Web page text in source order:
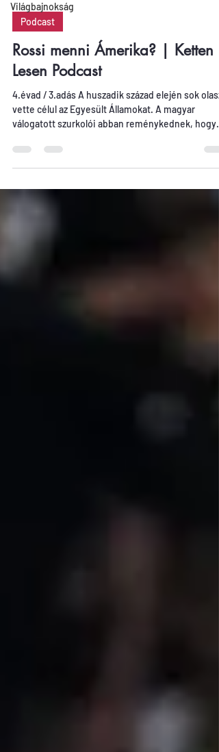
Világbajnokság
Podcast
Rossi menni Ámerika? | Ketten
Lesen Podcast
4.évad / 3.adás A huszadik század elején sok olasz
vette célul az Egyesült Államokat. A magyar
válogatott szurkolói abban reménykednek, hogy
vele együtt a csapat is átteszi a székhelyét a nagy
vízen túlra jövő nyáron egy hónapra. Jön az észak-